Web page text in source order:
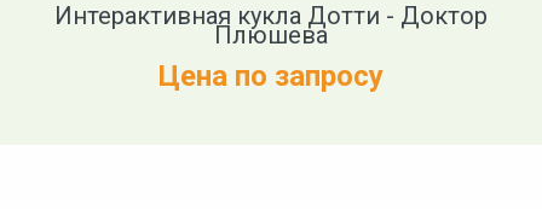
Интерактивная кукла Дотти - Доктор
Плюшева
Цена по запросу